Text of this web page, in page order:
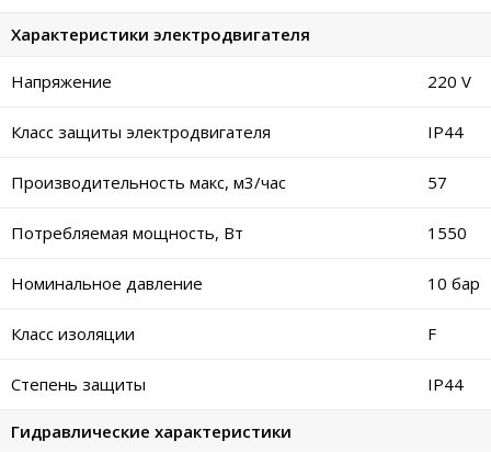
Характеристики электродвигателя
Напряжение 220 V
Класс защиты электродвигателя IP44
Производительность макс, м3/час 57
Потребляемая мощность, Вт 1550
Номинальное давление 10 бар
Класс изоляции F
Степень защиты IP44
Гидравлические характеристики